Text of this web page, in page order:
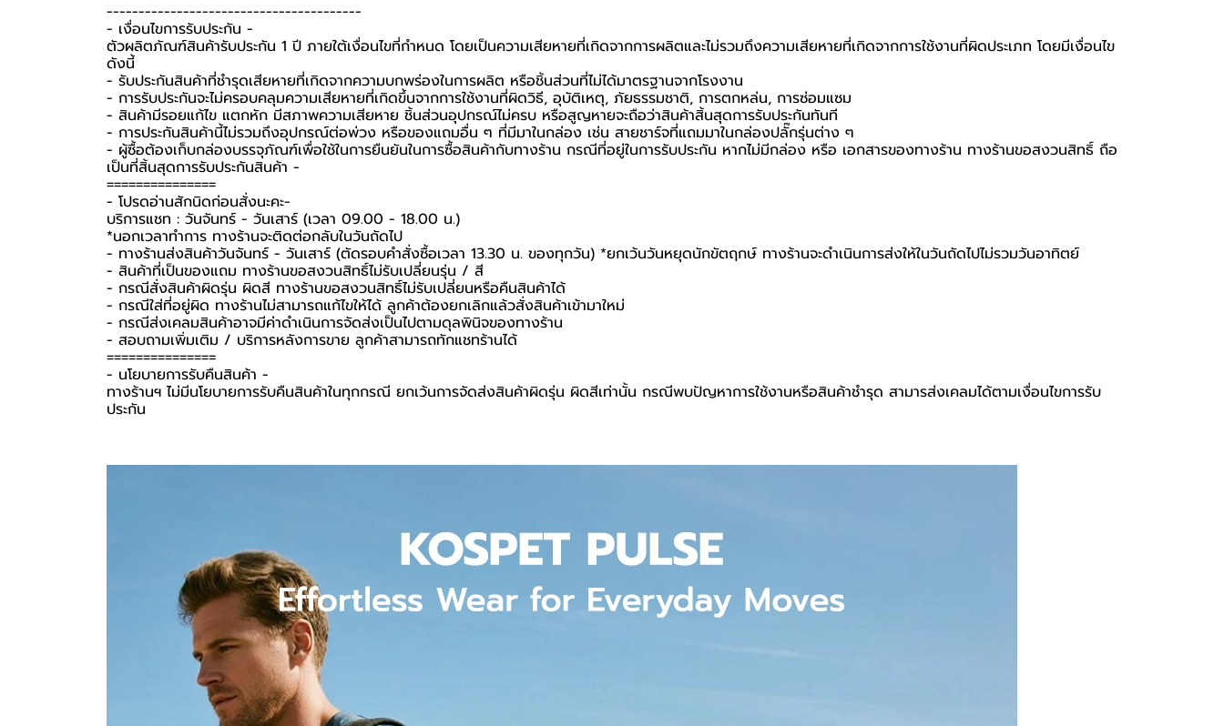
----------------------------------------
-️ เงื่อนไขการรับประกัน -️
ตัวผลิตภัณฑ์สินค้ารับประกัน 1 ปี ภายใต้เงื่อนไขที่กำหนด โดยเป็นความเสียหายที่เกิดจากการผลิตและไม่รวมถึงความเสียหายที่เกิดจากการใช้งานที่ผิดประเภท โดยมีเงื่อนไข
ดังนี้
- รับประกันสินค้าที่ชำรุดเสียหายที่เกิดจากความบกพร่องในการผลิต หรือชิ้นส่วนที่ไม่ได้มาตรฐานจากโรงงาน
- การรับประกันจะไม่ครอบคลุมความเสียหายที่เกิดขึ้นจากการใช้งานที่ผิดวิธี, อุบัติเหตุ, ภัยธรรมชาติ, การตกหล่น, การซ่อมแซม
- สินค้ามีรอยแก้ไข แตกหัก มีสภาพความเสียหาย ชิ้นส่วนอุปกรณ์ไม่ครบ หรือสูญหายจะถือว่าสินค้าสิ้นสุดการรับประกันทันที
- การประกันสินค้านี้ไม่รวมถึงอุปกรณ์ต่อพ่วง หรือของแถมอื่น ๆ ที่มีมาในกล่อง เช่น สายชาร์จที่แถมมาในกล่องปลั๊กรุ่นต่าง ๆ
-️ ผู้ซื้อต้องเก็บกล่องบรรจุภัณฑ์เพื่อใช้ในการยืนยันในการซื้อสินค้ากับทางร้าน กรณีที่อยู่ในการรับประกัน หากไม่มีกล่อง หรือ เอกสารของทางร้าน ทางร้านขอสงวนสิทธิ์ ถือ
เป็นที่สิ้นสุดการรับประกันสินค้า -️
===============
-️ โปรดอ่านสักนิดก่อนสั่งนะคะ-️
บริการแชท : วันจันทร์ - วันเสาร์ (เวลา 09.00 - 18.00 น.)
*นอกเวลาทำการ ทางร้านจะติดต่อกลับในวันถัดไป
- ทางร้านส่งสินค้าวันจันทร์ - วันเสาร์ (ตัดรอบคำสั่งซื้อเวลา 13.30 น. ของทุกวัน) *ยกเว้นวันหยุดนักขัตฤกษ์ ทางร้านจะดำเนินการส่งให้ในวันถัดไปไม่รวมวันอาทิตย์
- สินค้าที่เป็นของแถม ทางร้านขอสงวนสิทธิ์ไม่รับเปลี่ยนรุ่น / สี
- กรณีสั่งสินค้าผิดรุ่น ผิดสี ทางร้านขอสงวนสิทธิ์ไม่รับเปลี่ยนหรือคืนสินค้าได้
- กรณีใส่ที่อยู่ผิด ทางร้านไม่สามารถแก้ไขให้ได้ ลูกค้าต้องยกเลิกแล้วสั่งสินค้าเข้ามาใหม่
- กรณีส่งเคลมสินค้าอาจมีค่าดำเนินการจัดส่งเป็นไปตามดุลพินิจของทางร้าน
- สอบถามเพิ่มเติม / บริการหลังการขาย ลูกค้าสามารถทักแชทร้านได้
===============
-️ นโยบายการรับคืนสินค้า -️
ทางร้านฯ ไม่มีนโยบายการรับคืนสินค้าในทุกกรณี ยกเว้นการจัดส่งสินค้าผิดรุ่น ผิดสีเท่านั้น กรณีพบปัญหาการใช้งานหรือสินค้าชำรุด สามารส่งเคลมได้ตามเงื่อนไขการรับ
ประกัน